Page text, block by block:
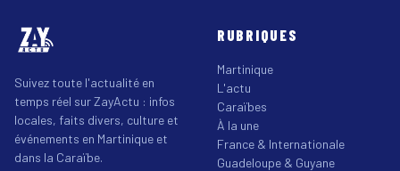
Suivez toute l'actualité en
temps réel sur ZayActu : infos
locales, faits divers, culture et
événements en Martinique et
dans la Caraïbe.
RUBRIQUES
Martinique
L'actu
Caraïbes
À la une
France & Internationale
Guadeloupe & Guyane